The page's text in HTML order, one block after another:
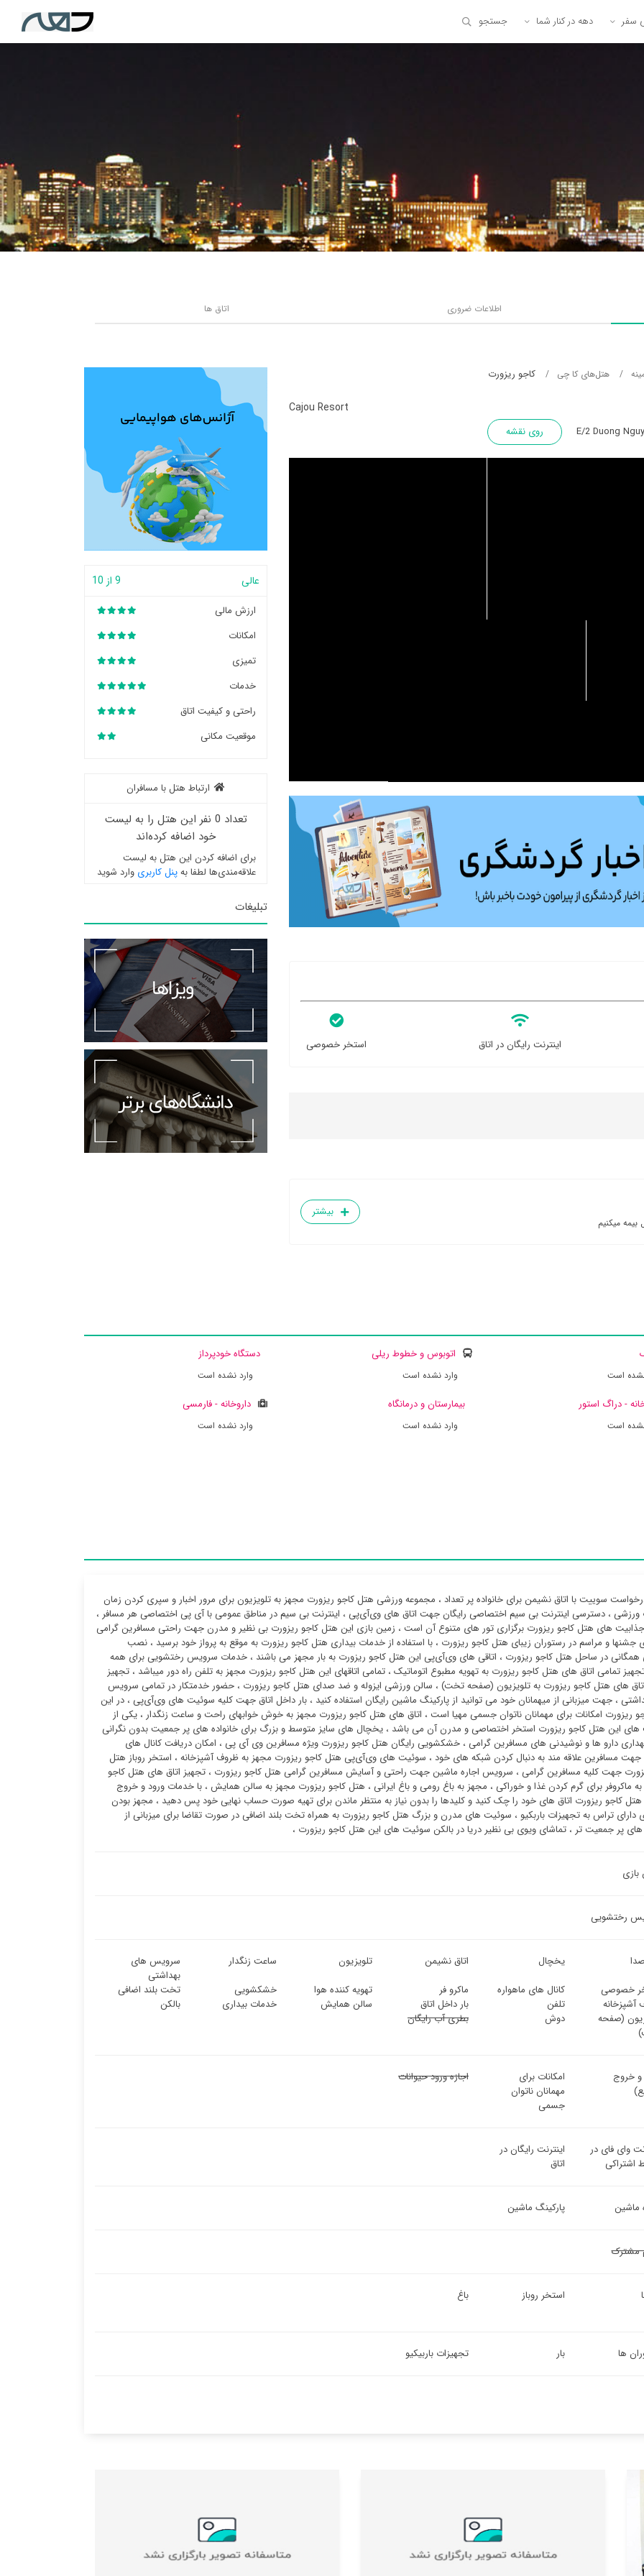
سفر دهه در کنار شما جستجو
اطلاعات ضروری اتاق ها
هتل‌های کا چی کاجو ریزورت
Cajou Resort
روی نقشه
اینترنت رایگان در اتاق استخر خصوصی
میکنیم
بیشتر
عالی 9 از 10
ارزش مالی
امکانات
تمیزی
خدمات
راحتی و کیفیت اتاق
موقعیت مکانی
ارتباط هتل با مسافران
تعداد 0 نفر این هتل را به لیست
خود اضافه کرده‌اند
برای اضافه کردن این هتل به لیست
علاقه‌مندی‌ها لطفا بهپنل کاربری وارد شوید
تبلیغات
است
اتوبوس و خطوط ریلی
وارد نشده است
دستگاه خودپرداز
وارد نشده است
- دراگ استور
است
بیمارستان و درمانگاه
وارد نشده است
داروخانه - فارمسی
وارد نشده است
سوییت با اتاق نشیمن برای خانواده پر تعداد ، مجموعه ورزشی هتل کاجو ریزورت مجهز به تلویزیون برای مرور اخبار و سپری کردن زمان
ورزشی ، دسترسی اینترنت بی سیم اختصاصی رایگان جهت اتاق های وی‌آی‌پی ، اینترنت بی سیم در مناطق عمومی با آی پی اختصاصی هر مسافر ،
های هتل کاجو ریزورت برگزاری تور های متنوع آن است ، زمین بازی این هتل کاجو ریزورت بی نظیر و مدرن جهت راحتی مسافرین گرامی
جشنها و مراسم در رستوران زیبای هتل کاجو ریزورت ، با استفاده از خدمات بیداری هتل کاجو ریزورت به موقع به پرواز خود برسید ، نصب
همگانی در ساحل هتل کاجو ریزورت ، اتاقی های وی‌آی‌پی این هتل کاجو ریزورت به بار مجهز می باشند ، خدمات سرویس رختشویی برای همه
تجهیز تمامی اتاق های هتل کاجو ریزورت به تهویه مطبوع اتوماتیک ، تمامی اتاقهای این هتل کاجو ریزورت مجهز به تلفن راه دور میباشد ، تجهیز
های هتل کاجو ریزورت به تلویزیون (صفحه تخت) ، سالن ورزشی ایزوله و ضد صدای هتل کاجو ریزورت ، حضور خدمتکار در تمامی سرویس
، جهت میزبانی از میهمانان خود می توانید از پارکینگ ماشین رایگان استفاده کنید ، بار داخل اتاق جهت کلیه سوئیت ‌های وی‌آی‌پی ، در این
ریزورت امکانات برای مهمانان ناتوان جسمی مهیا است ، اتاق های هتل کاجو ریزورت مجهز به خوش خوابهای راحت و ساعت زنگدار ، یکی از
های این هتل کاجو ریزورت استخر اختصاصی و مدرن آن می باشد ، یخچال های سایز متوسط و بزرگ برای خانواده های پر جمعیت بدون نگرانی
دارو ها و نوشیدنی های مسافرین گرامی ، خشکشویی رایگان هتل کاجو ریزورت ویژه مسافرین وی آی پی ، امکان دریافت کانال های
جهت مسافرین علاقه مند به دنبال کردن شبکه های خود ، سوئیت ‌های وی‌آی‌پی هتل کاجو ریزورت مجهز به ظروف آشپزخانه ، استخر روباز هتل
جهت کلیه مسافرین گرامی ، سرویس اجاره ماشین جهت راحتی و آسایش مسافرین گرامی هتل کاجو ریزورت ، تجهیز اتاق های هتل کاجو
ماکروفر برای گرم کردن غذا و خوراکی ، مجهز به باغ رومی و باغ ایرانی ، هتل کاجو ریزورت مجهز به سالن همایش ، با خدمات ورود و خروج
کاجو ریزورت اتاق های خود را چک کنید و کلیدها را بدون نیاز به منتظر ماندن برای تهیه صورت حساب نهایی خود پس دهید ، مجهز بودن
دارای تراس به تجهیزات باربکیو ، سوئیت های مدرن و بزرگ هتل کاجو ریزورت به همراه تخت بلند اضافی در صورت تقاضا برای میزبانی از
های پر جمعیت تر ، تماشای ویوی بی نظیر دریا در بالکن سوئیت ‌های این هتل کاجو ریزورت ،
بازی
رختشویی
یخچال اتاق نشیمن تلویزیون ساعت زنگدار
سرویس های
بهداشتی
خصوصی
کانال های ماهواره ماکرو فر تهویه کننده هوا خشکشویی
تخت بلند اضافی
آشپزخانه
تلفن بار داخل اتاق سالن همایش خدمات بیداری
بالکن
(صفحه
دوش بطری آب رایگان
و خروج
امکانات برای
مهمانان ناتوان
جسمی
اجازه ورود حیوانات
وای فای در
اشتراکی
اینترنت رایگان در
اتاق
ماشین پارکینگ ماشین
مشترک
استخر روباز باغ
ها بار تجهیزات باربیکیو